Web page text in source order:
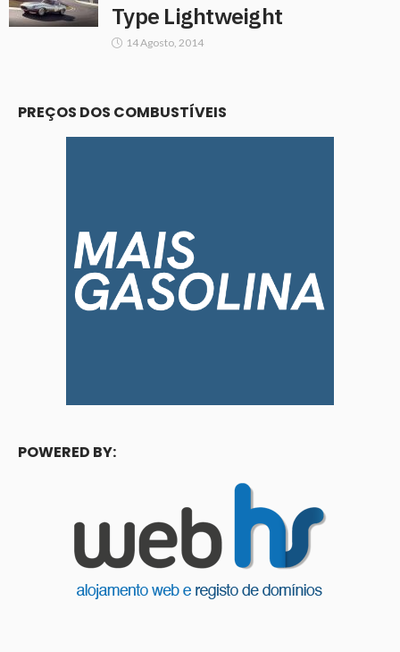
Type Lightweight
14 Agosto, 2014
PREÇOS DOS COMBUSTÍVEIS
POWERED BY: